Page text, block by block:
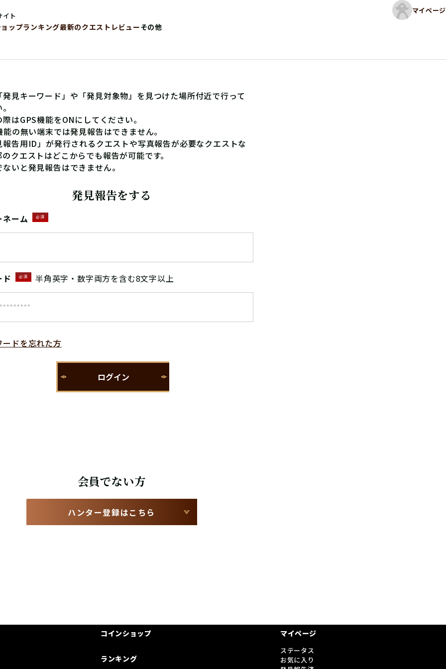
イト
マイページ
ップランキング最新のクエストレビューその他
発見キーワード」や「発見対象物」を見つけた場所付近で行って
はGPS機能をONにしてください。
の無い端末では発見報告はできません。
告用ID」が発行されるクエストや写真報告が必要なクエストな
のクエストはどこからでも報告が可能です。
いと発見報告はできません。
発見報告をする
ネーム 必須
ド 必須 半角英字・数字両方を含む8文字以上
ードを忘れた方
会員でない方
ハンター登録はこちら
コインショップ
ランキング
マイページ
ステータス
お気に入り